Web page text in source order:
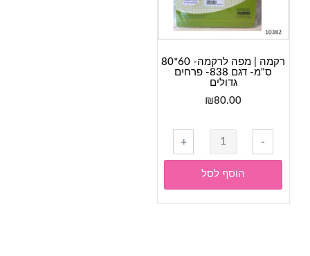
מסגרת
פרחים
רקמה | מפה לרקמה- 60*80
ס"מ- דגם 838- פרחים
גדולים
₪80.00
-
כמות
של
רקמה
|
מפה
+
הוסף לסל